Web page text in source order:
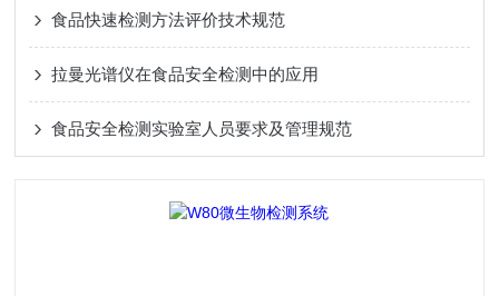
食品快速检测方法评价技术规范
拉曼光谱仪在食品安全检测中的应用
食品安全检测实验室人员要求及管理规范